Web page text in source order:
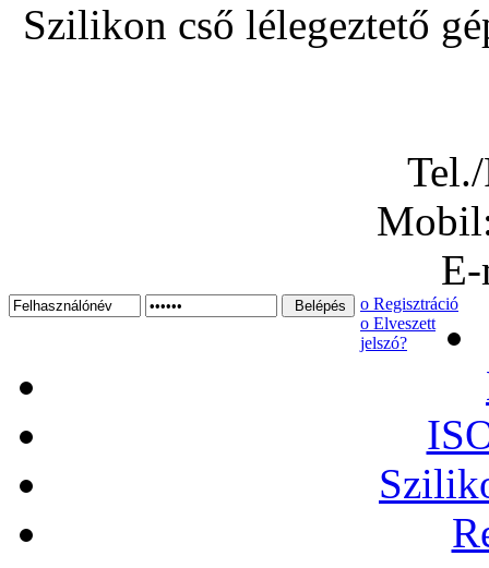
Szilikon cső lélegeztető
ο Regisztráció
ο Elveszett
jelszó?